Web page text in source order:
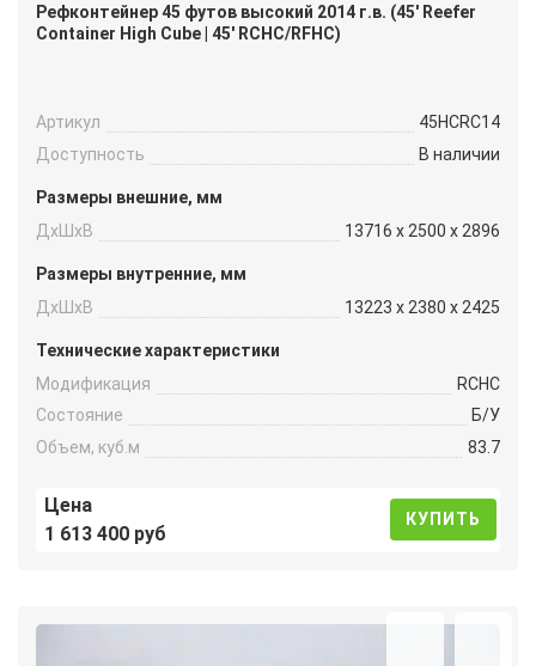
Рефконтейнер 45 футов высокий 2014 г.в. (45′ Reefer
Container High Cube | 45′ RCHC/RFHC)
Артикул
45HCRC14
Доступность
В наличии
Размеры внешние, мм
ДxШxВ
13716 x 2500 x 2896
Размеры внутренние, мм
ДxШxВ
13223 x 2380 x 2425
Технические характеристики
Модификация
RCHC
Состояние
Б/У
Объем, куб.м
83.7
Цена
1 613 400 руб
КУПИТЬ